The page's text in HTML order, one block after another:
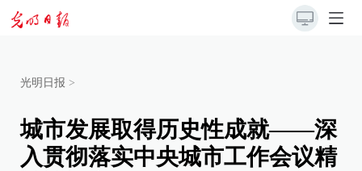
光明日报 >
城市发展取得历史性成就——深
入贯彻落实中央城市工作会议精